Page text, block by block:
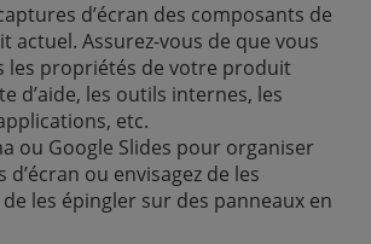
d’écran des composants de
actuel. Assurez-vous de que vous
les propriétés de votre produit
d’aide, les outils internes, les
etc.
ou Google Slides pour organiser
d’écran ou envisagez de les
les épingler sur des panneaux en